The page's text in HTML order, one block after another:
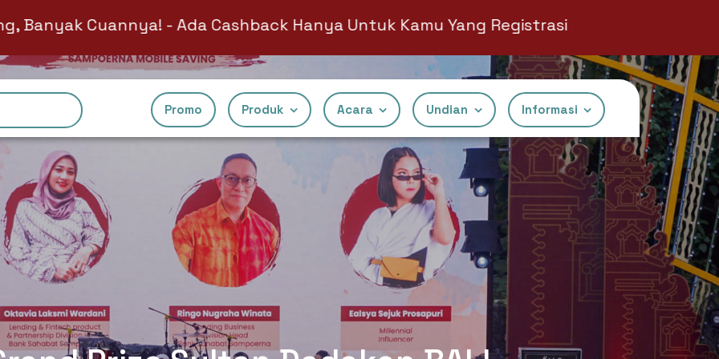
- Ada Cashback Hanya Untuk Kamu Yang Registrasi
Promo Produk Acara ⁠Undian Informasi